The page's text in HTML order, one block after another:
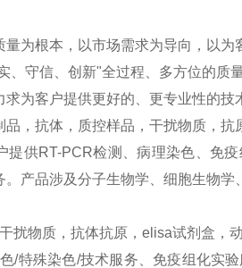
为根本，以市场需求为导向，以
、守信、创新"全过程、多方位的质
为客户提供更好的、更专业性的
，抗体，质控样品，干扰物质，抗
提供RT-PCR检测、病理染色、免
产品涉及分子生物学、细胞生物学
扰物质，抗体抗原，elisa试剂盒，
/特殊染色/技术服务、免疫组化实